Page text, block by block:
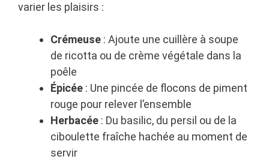
varier les plaisirs :
Crémeuse : Ajoute une cuillère à soupe
de ricotta ou de crème végétale dans la
poêle
Épicée : Une pincée de flocons de piment
rouge pour relever l’ensemble
Herbacée : Du basilic, du persil ou de la
ciboulette fraîche hachée au moment de
servir